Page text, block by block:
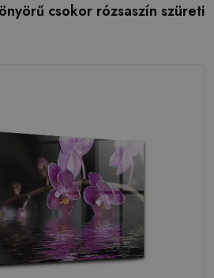
csokor rózsaszín szüreti